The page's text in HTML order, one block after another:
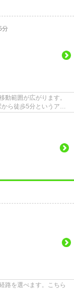
分
動範囲が広がります。
ら徒歩5分というアク
路を選べます。こちら